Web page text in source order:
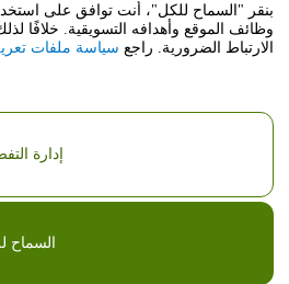
"السماح للكل"، أنت توافق على استخدام
الموقع وأهدافه التسويقية. خلافًا
الضرورية. راجع سياسة ملفات تعريف
السماح للكل
إدارة